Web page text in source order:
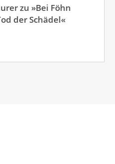
zu »Bei Föhn
der Schädel«